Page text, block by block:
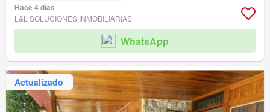
Hace 4 días
L&L SOLUCIONES INMOBILIARIAS
WhatsApp
Actualizado